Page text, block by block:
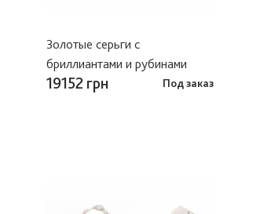
Золотые серьги с
бриллиантами и рубинами
19152 грн Под заказ